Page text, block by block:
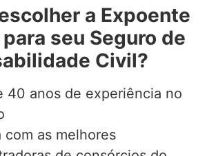
a Expoente
seu Seguro de
Civil?
40 anos de experiência no
com as melhores